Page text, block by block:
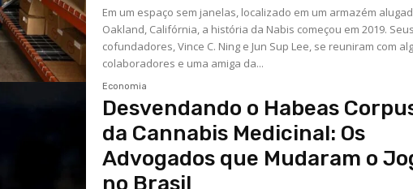
Em um espaço sem janelas, localizado em um armazém
Oakland, Califórnia, a história da Nabis começou em 2019. Seus
cofundadores, Vince C. Ning e Jun Sup Lee, se reuniram com
colaboradores e uma amiga da...
Economia
Desvendando o Habeas
da Cannabis Medicinal: Os
Advogados que Mudaram o
no Brasil